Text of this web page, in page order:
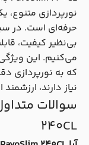
نورپردازی متنوع،
حرفه‌ای است. در
بی‌نظیر کیفیت،
می‌کنیم. این
که به نورپردازی
نیاز دارند،
240CL